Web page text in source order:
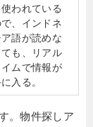
使われている
、インドネ
ア語が読めな
ても、リアル
イムで情報が
入る。
。物件探しア